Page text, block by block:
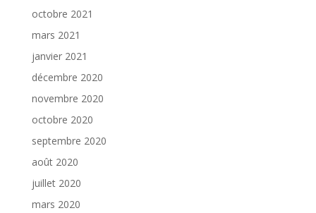
octobre 2021
mars 2021
janvier 2021
décembre 2020
novembre 2020
octobre 2020
septembre 2020
août 2020
juillet 2020
mars 2020